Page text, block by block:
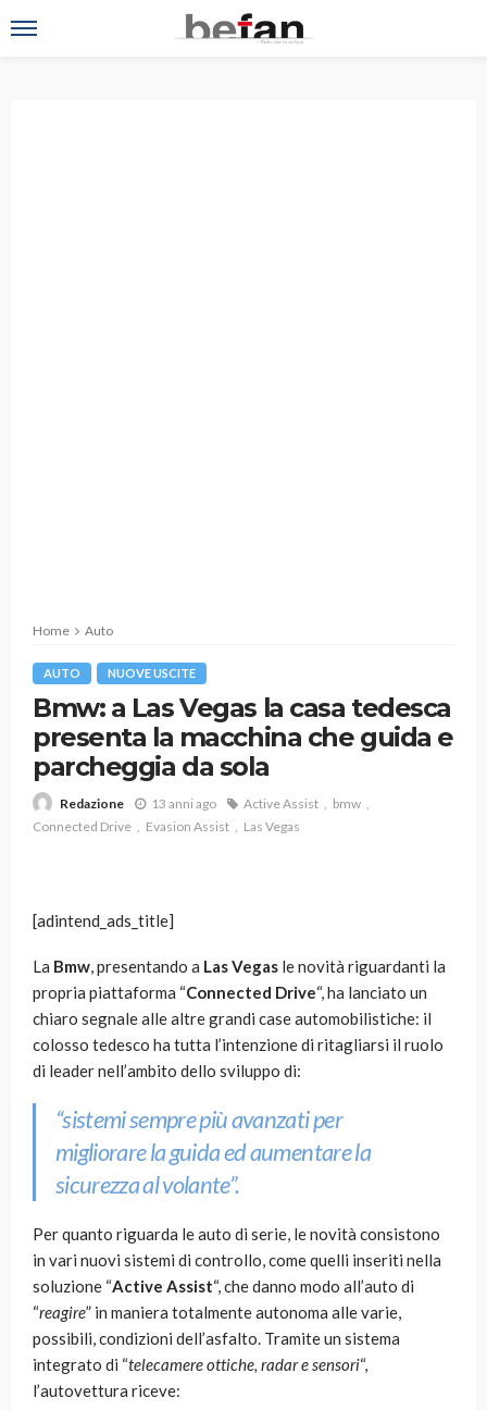
Home Auto
AUTO NUOVE USCITE
Bmw: a Las Vegas la casa tedesca
presenta la macchina che guida e
parcheggia da sola
Redazione 13 anni ago Active Assist
bmw
Connected Drive
Evasion Assist Las Vegas
[adintend_ads_title]
La Bmw, presentando a Las Vegas le novità riguardanti la
propria piattaforma “Connected Drive“, ha lanciato un
chiaro segnale alle altre grandi case automobilistiche: il
colosso tedesco ha tutta l’intenzione di ritagliarsi il ruolo
di leader nell’ambito dello sviluppo di:
“sistemi sempre più avanzati per
migliorare la guida ed aumentare la
sicurezza al volante”.
Per quanto riguarda le auto di serie, le novità consistono
in vari nuovi sistemi di controllo, come quelli inseriti nella
soluzione “Active Assist“, che danno modo all’auto di
“reagire” in maniera totalmente autonoma alle varie,
possibili, condizioni dell’asfalto. Tramite un sistema
integrato di “telecamere ottiche, radar e sensori“,
l’autovettura riceve: